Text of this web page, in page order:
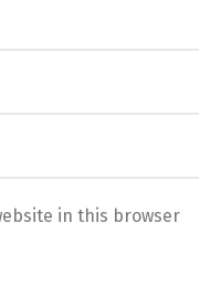
in this browser